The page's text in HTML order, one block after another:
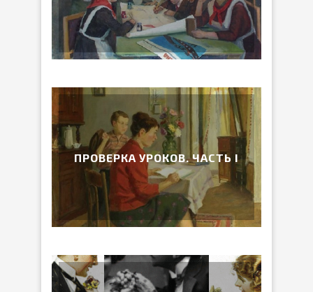
ПРОВЕРКА УРОКОВ. ЧАСТЬ I